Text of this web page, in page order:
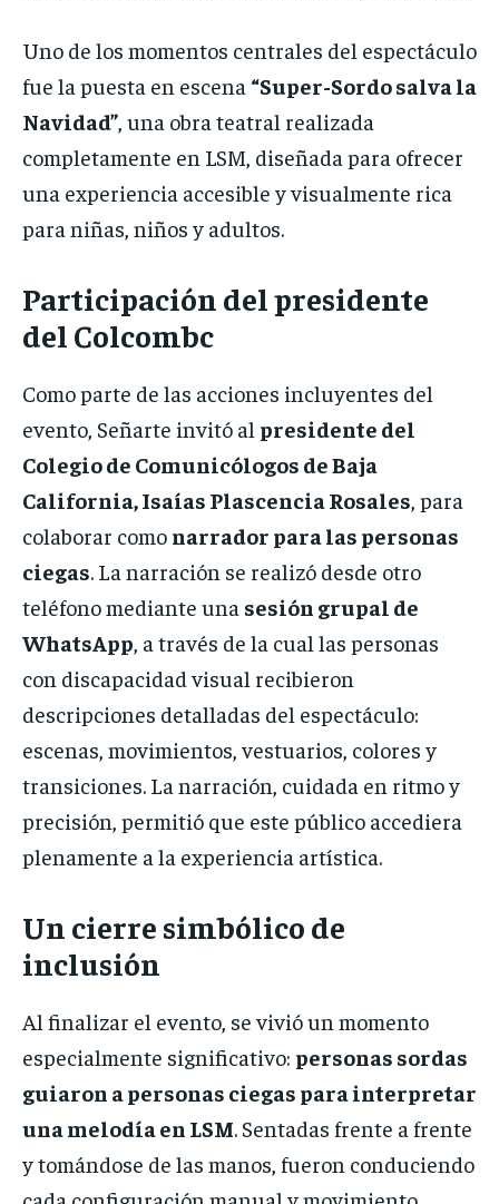
Uno de los momentos centrales del espectáculo
fue la puesta en escena “Super-Sordo salva la
Navidad” , una obra teatral realizada
completamente en LSM, diseñada para ofrecer
una experiencia accesible y visualmente rica
para niñas, niños y adultos.
Participación del presidente
del Colcombc
Como parte de las acciones incluyentes del
evento, Señarte invitó al presidente del
Colegio de Comunicólogos de Baja
California, Isaías Plascencia Rosales , para
colaborar como narrador para las personas
ciegas. La narración se realizó desde otro
teléfono mediante una sesión grupal de
WhatsApp , a través de la cual las personas
con discapacidad visual recibieron
descripciones detalladas del espectáculo:
escenas, movimientos, vestuarios, colores y
transiciones. La narración, cuidada en ritmo y
precisión, permitió que este público accediera
plenamente a la experiencia artística.
Un cierre simbólico de
inclusión
Al finalizar el evento, se vivió un momento
especialmente significativo: personas sordas
guiaron a personas ciegas para interpretar
una melodía en LSM. Sentadas frente a frente
y tomándose de las manos, fueron conduciendo